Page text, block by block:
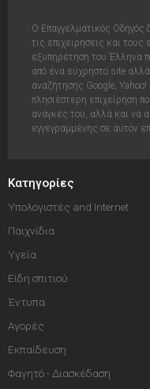
Ο Επαγγελματικός Οδηγός
τις επιχειρήσεις και
εξυπηρέτηση του Έλληνα
από ένα εύχρηστο site
αναζήτησης Google,
πλησιέστερη επιχείρηση
ανάγκες του, αλλά και να
εγγεγραμμένης σε αυτόν
Κατηγορίες
Υπολογιστές and Internet
Παιχνίδια
Υγεία
Είδη σπιτιού
Έντυπα
Αγορές
Εκπαίδευση
Φαγητό - Διασκέδαση